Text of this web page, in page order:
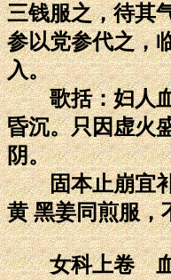
三钱服之，待其
参以党参代之，
入。
歌括：妇人血
昏沉。只因虚火
阴。
固本止崩宜补
黄 黑姜同煎服，
女科上卷